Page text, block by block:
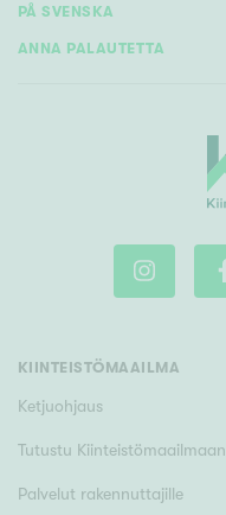
Vain arvokohteet
Hyvä
Tyydyttävä
Välttävä
PÅ SVENSKA
ANNA PALAUTETTA
KIINTEISTÖMAAILMA
Ketjuohjaus
Tutustu Kiinteistömaailmaan
Palvelut rakennuttajille